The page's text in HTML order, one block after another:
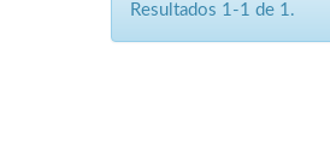
Resultados 1-1 de 1.